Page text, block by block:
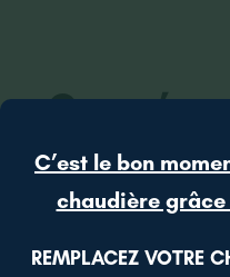
Ce
C’est le bon
chaudière grâce
REMPLACEZ VOTRE